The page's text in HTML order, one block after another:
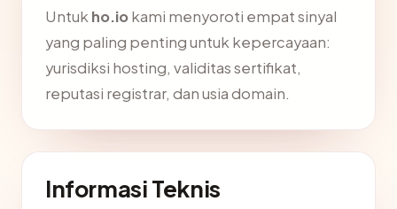
Untuk ho.iokami menyoroti empat sinyal
yang paling penting untuk kepercayaan:
yurisdiksi hosting, validitas sertifikat,
reputasi registrar, dan usia domain.
Informasi Teknis